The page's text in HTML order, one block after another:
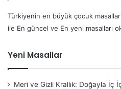
Türkiyenin en büyük çocuk
ile En güncel ve En yeni masalları
Yeni Masallar
Meri ve Gizli Krallık: Doğayla İç